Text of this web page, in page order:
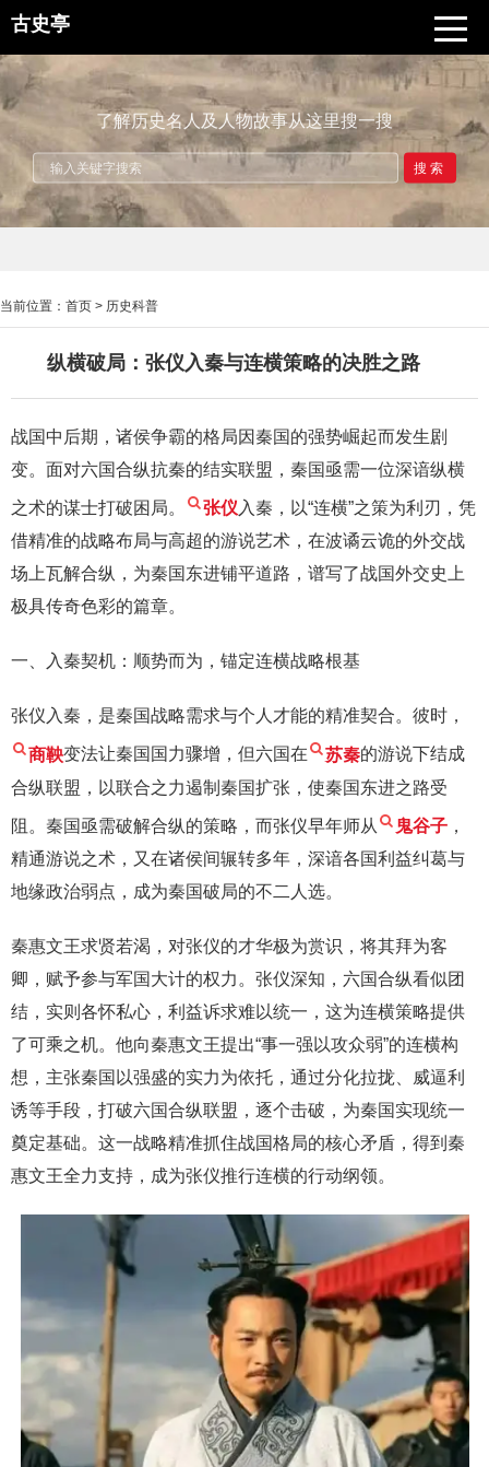
古史亭
了解历史名人及人物故事从这里搜一搜
搜索
当前位置： 首页 > 历史科普
纵横破局：张仪入秦与连横策略的决胜之路
战国中后期，诸侯争霸的格局因秦国的强势崛起而发生剧
变。面对六国合纵抗秦的结实联盟，秦国亟需一位深谙纵横
之术的谋士打破困局。 张仪 入秦，以“连横”之策为利刃，凭
借精准的战略布局与高超的游说艺术，在波谲云诡的外交战
场上瓦解合纵，为秦国东进铺平道路，谱写了战国外交史上
极具传奇色彩的篇章。
一、入秦契机：顺势而为，锚定连横战略根基
张仪入秦，是秦国战略需求与个人才能的精准契合。彼时，
商鞅变法让秦国国力骤增，但六国在 苏秦的游说下结成
合纵联盟，以联合之力遏制秦国扩张，使秦国东进之路受
阻。秦国亟需破解合纵的策略，而张仪早年师从 鬼谷子 ，
精通游说之术，又在诸侯间辗转多年，深谙各国利益纠葛与
地缘政治弱点，成为秦国破局的不二人选。
秦惠文王求贤若渴，对张仪的才华极为赏识，将其拜为客
卿，赋予参与军国大计的权力。张仪深知，六国合纵看似团
结，实则各怀私心，利益诉求难以统一，这为连横策略提供
了可乘之机。他向秦惠文王提出“事一强以攻众弱”的连横构
想，主张秦国以强盛的实力为依托，通过分化拉拢、威逼利
诱等手段，打破六国合纵联盟，逐个击破，为秦国实现统一
奠定基础。这一战略精准抓住战国格局的核心矛盾，得到秦
惠文王全力支持，成为张仪推行连横的行动纲领。